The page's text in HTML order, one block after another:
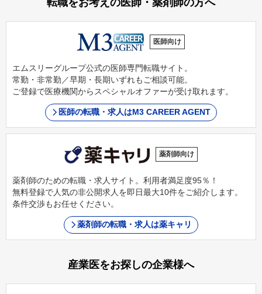
医師向け
エムスリーグループ公式の医師専門転職サイト。
常勤・非常勤／早期・長期いずれもご相談可能。
ご登録で医療機関からスペシャルオファーが受け取れます。
医師の転職・求人はM3 CAREER AGENT
薬剤師向け
薬剤師のための転職・求人サイト。利用者満足度95％！
無料登録で人気の非公開求人を即日最大10件をご紹介します。
条件交渉もお任せください。
薬剤師の転職・求人は薬キャリ
産業医をお探しの企業様へ